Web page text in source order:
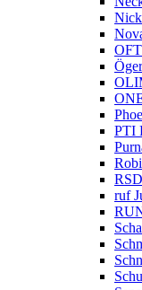
PTI
RSD
ruf